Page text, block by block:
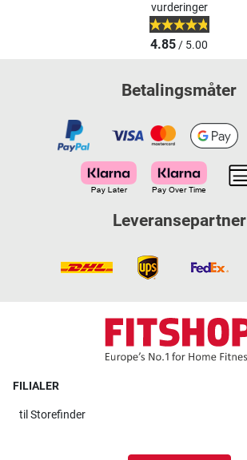
vurderinger
4.85/ 5.00
Betalingsmåter
Leveransepartner
FILIALER
til Storefinder